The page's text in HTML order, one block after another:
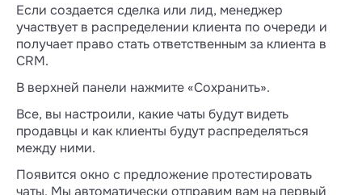
Если создается сделка или лид, менеджер
участвует в распределении клиента по очереди и
получает право стать ответственным за клиента в
CRM.
В верхней панели нажмите «Сохранить».
Все, вы настроили, какие чаты будут видеть
продавцы и как клиенты будут распределяться
между ними.
Появится окно с предложение протестировать
чаты. Мы автоматически отправим вам на первый